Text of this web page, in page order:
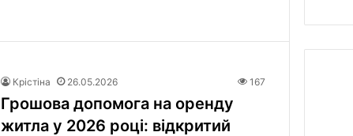
Крістіна 26.05.2026 167
Грошова допомога на оренду
житла у 2026 році: відкритий